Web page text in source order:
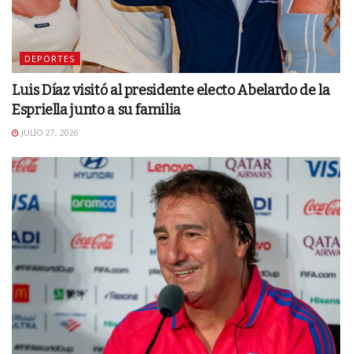
DEPORTES
Luis Díaz visitó al presidente electo Abelardo de la
Espriella junto a su familia
JULIO 27, 2026